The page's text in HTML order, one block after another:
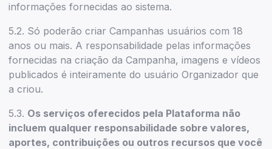
informações fornecidas ao sistema.
5.2. Só poderão criar Campanhas usuários com 18
anos ou mais. A responsabilidade pelas informações
fornecidas na criação da Campanha, imagens e vídeos
publicados é inteiramente do usuário Organizador que
a criou.
5.3. Os serviços oferecidos pela Plataforma não
incluem qualquer responsabilidade sobre valores,
aportes, contribuições ou outros recursos que você